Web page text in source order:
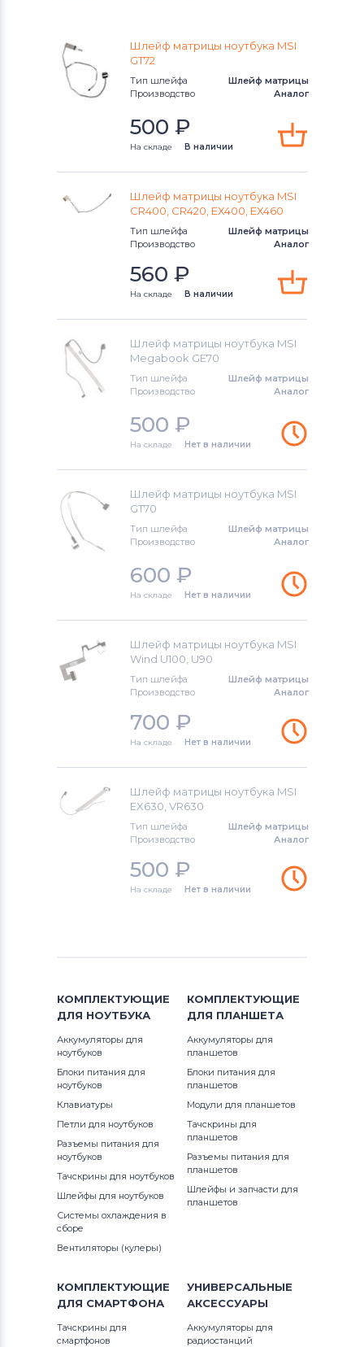
Шлейфы для ноутбуков
Шлейфы для ноутбуков
Шлейфы для ноутбуков
Шлейфы для ноутбуковCompaq
Шлейфы для ноутбуков Dell
Шлейфы для ноутбуков
Шлейфы для ноутбуков
Шлейфы для ноутбуковSony
Шлейфы для ноутбуковSony Vaio
Шлейфы для ноутбуков
Шлейфы для ноутбуков
Шлейфы для ноутбуков
Шлейфы для ноутбуков
Шлейф матрицы ноутбука MSI
GT72
Тип шлейфа
Шлейф матрицы
Производство
Аналог
500 ₽
На складе В наличии
Шлейф матрицы ноутбука MSI
CR400, CR420, EX400, EX460
Тип шлейфа
Шлейф матрицы
Производство
Аналог
560 ₽
На складе В наличии
Шлейф матрицы ноутбука MSI
Megabook GE70
Тип шлейфа
Шлейф матрицы
Производство
Аналог
500 ₽
На складе Нет в наличии
Шлейф матрицы ноутбука MSI
GT70
Тип шлейфа
Шлейф матрицы
Производство
Аналог
600 ₽
На складе Нет в наличии
Шлейф матрицы ноутбука MSI
Wind U100, U90
Тип шлейфа
Шлейф матрицы
Производство
Аналог
700 ₽
На складе Нет в наличии
Шлейф матрицы ноутбука MSI
EX630, VR630
Тип шлейфа
Шлейф матрицы
Производство
Аналог
500 ₽
На складе Нет в наличии
КОМПЛЕКТУЮЩИЕ
ДЛЯ НОУТБУКА
Аккумуляторы для
ноутбуков
Блоки питания для
ноутбуков
Клавиатуры
Петли для ноутбуков
Разъемы питания для
ноутбуков
Тачскрины для ноутбуков
Шлейфы для ноутбуков
Системы охлаждения в
сборе
Вентиляторы (кулеры)
КОМПЛЕКТУЮЩИЕ
ДЛЯ ПЛАНШЕТА
Аккумуляторы для
планшетов
Блоки питания для
планшетов
Модули для планшетов
Тачскрины для
планшетов
Разъемы питания для
планшетов
Шлейфы и запчасти для
планшетов
КОМПЛЕКТУЮЩИЕ
ДЛЯ СМАРТФОНА
Тачскрины для
смартфонов
УНИВЕРСАЛЬНЫЕ
АКСЕССУАРЫ
Аккумуляторы для
радиостанций